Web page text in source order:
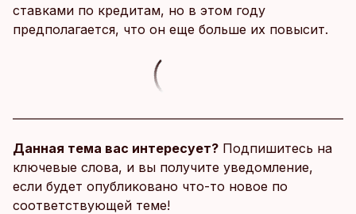
ставками по кредитам, но в этом году
предполагается, что он еще больше их повысит.
Данная тема вас интересует? Подпишитесь на
ключевые слова, и вы получите уведомление,
если будет опубликовано что-то новое по
соответствующей теме!